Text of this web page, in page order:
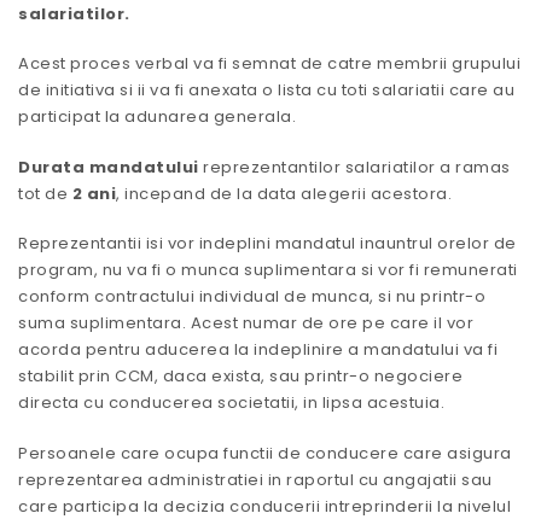
salariatilor.
Acest proces verbal va fi semnat de catre membrii grupului
de initiativa si ii va fi anexata o lista cu toti salariatii care au
participat la adunarea generala.
Durata mandatului reprezentantilor salariatilor a ramas
tot de 2 ani, incepand de la data alegerii acestora.
Reprezentantii isi vor indeplini mandatul inauntrul orelor de
program, nu va fi o munca suplimentara si vor fi remunerati
conform contractului individual de munca, si nu printr-o
suma suplimentara. Acest numar de ore pe care il vor
acorda pentru aducerea la indeplinire a mandatului va fi
stabilit prin CCM, daca exista, sau printr-o negociere
directa cu conducerea societatii, in lipsa acestuia.
Persoanele care ocupa functii de conducere care asigura
reprezentarea administratiei in raportul cu angajatii sau
care participa la decizia conducerii intreprinderii la nivelul